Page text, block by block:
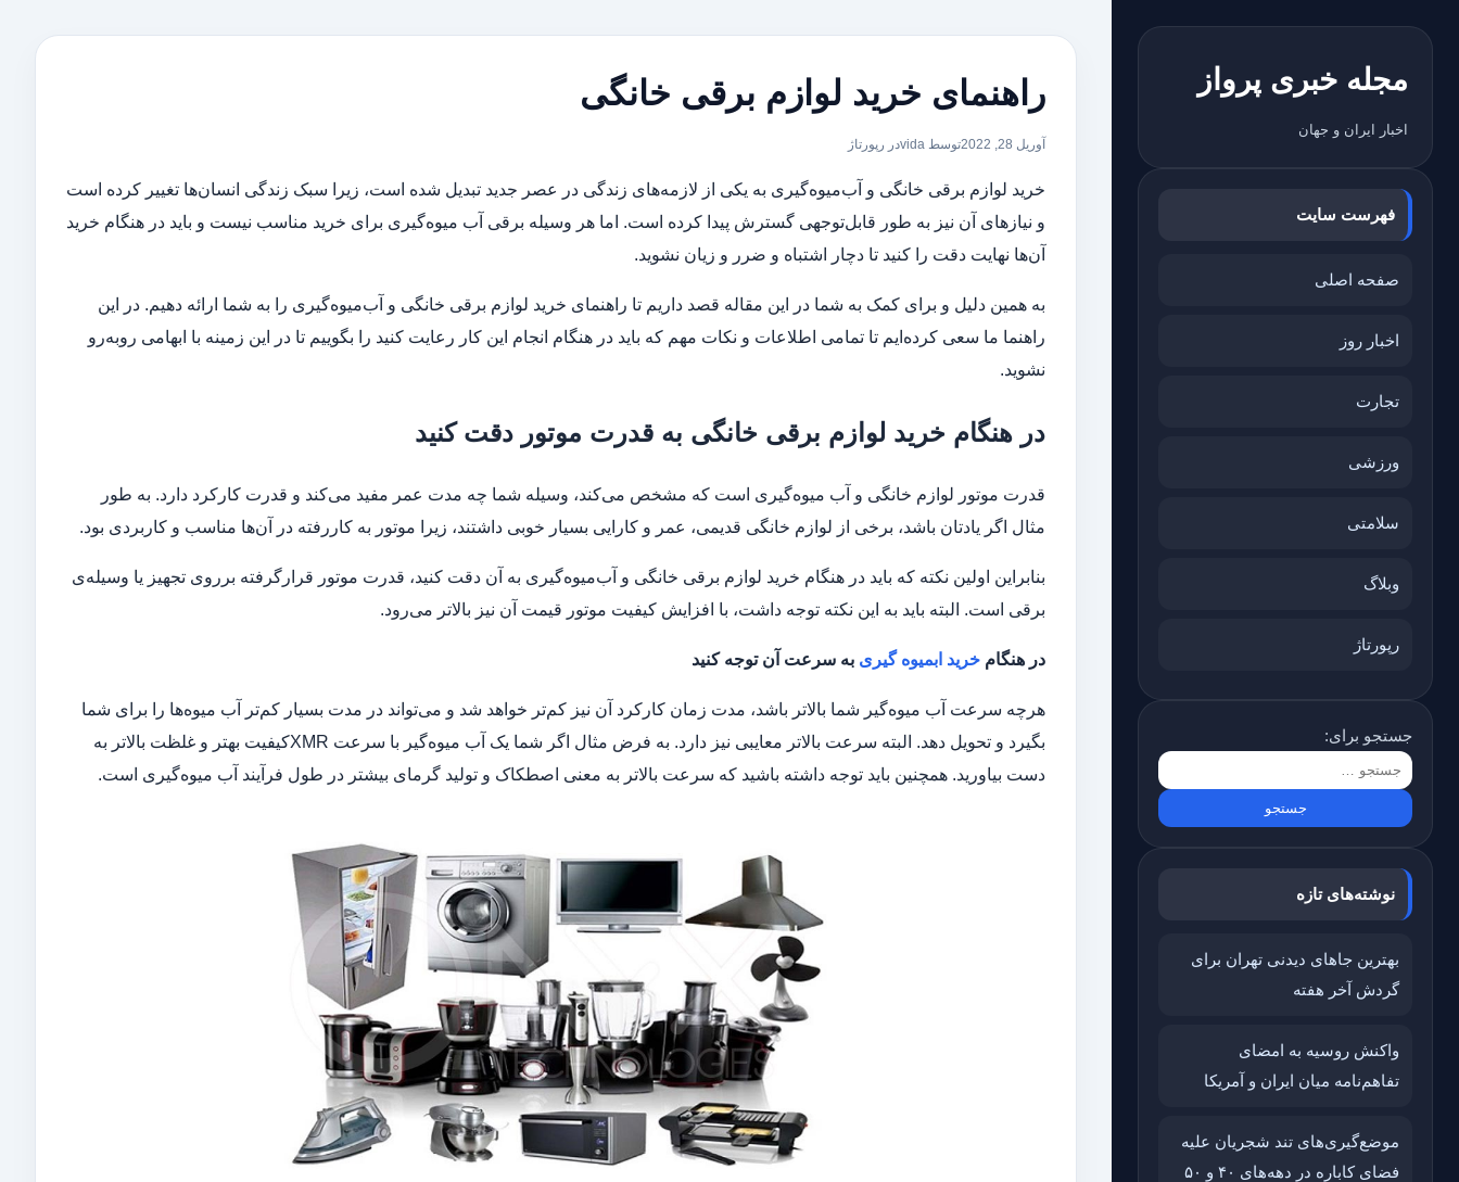
مجله خبری پرواز
اخبار ایران و جهان
فهرست سایت
صفحه اصلی
اخبار روز
تجارت
ورزشی
سلامتی
وبلاگ
رپورتاژ
جستجو برای:
نوشته‌های تازه
بهترین جاهای دیدنی تهران برای
گردش آخر هفته
واکنش روسیه به امضای
تفاهم‌نامه میان ایران و آمریکا
موضع‌گیری‌های تند شجریان علیه
فضای کاباره در دهه‌های ۴۰ و ۵۰
راهنمای خرید لوازم برقی خانگی
آوریل 28, 2022 توسط vida در رپورتاژ
خرید لوازم برقی خانگی و آب‌میوه‌گیری به یکی از لازمه‌های زندگی در عصر جدید تبدیل شده است، زیرا سبک زندگی انسان‌ها تغییر کرده است
و نیازهای آن نیز به طور قابل‌توجهی گسترش پیدا کرده است. اما هر وسیله برقی آب میوه‌گیری برای خرید مناسب نیست و باید در هنگام خرید
آن‌ها نهایت دقت را کنید تا دچار اشتباه و ضرر و زیان نشوید.
به همین دلیل و برای کمک به شما در این مقاله قصد داریم تا راهنمای خرید لوازم برقی خانگی و آب‌میوه‌گیری را به شما ارائه دهیم. در این
راهنما ما سعی کرده‌ایم تا تمامی اطلاعات و نکات مهم که باید در هنگام انجام این کار رعایت کنید را بگوییم تا در این زمینه با ابهامی رو‌به‌رو
نشوید.
در هنگام خرید لوازم برقی خانگی به قدرت موتور دقت کنید
قدرت موتور لوازم خانگی و آب‌ میو‌ه‌گیری است که مشخص می‌کند، وسیله شما چه مدت عمر مفید می‌کند و قدرت کارکرد دارد. به طور
مثال اگر یادتان باشد، برخی از لوازم خانگی قدیمی، عمر و کارایی بسیار خوبی داشتند، زیرا موتور به کار‌رفته در آن‌ها مناسب و کاربردی بود.
بنابراین اولین نکته که باید در هنگام خرید لوازم برقی خانگی و آب‌میوه‌گیری به آن دقت کنید، قدرت موتور قرار‌گرفته بر‌روی تجهیز یا وسیله‌ی
برقی است. البته باید به این نکته توجه داشت، با افزایش کیفیت موتور قیمت آن نیز بالاتر می‌رود.
در هنگام خرید ابمیوه گیری به سرعت آن توجه کنید
هرچه سرعت آب‌ میوه‌گیر شما بالاتر باشد، مدت زمان کارکرد آن نیز کم‌تر خواهد شد و می‌تواند در مدت بسیار کم‌تر آب میو‌ه‌ها را برای شما
بگیرد و تحویل دهد. البته سرعت بالاتر معایبی نیز دارد. به فرض مثال اگر شما یک آب میوه‌گیر با سرعت XMRکیفیت بهتر و غلظت بالاتر به
دست بیاورید. همچنین باید توجه داشته باشید که سرعت بالاتر به معنی اصطکاک و تولید گرمای بیشتر در طول فرآیند آب میوه‌گیری است.